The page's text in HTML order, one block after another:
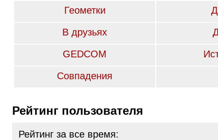
Геометки
В друзьях
GEDCOM
Совпадения
Рейтинг пользователя
Рейтинг за все время: